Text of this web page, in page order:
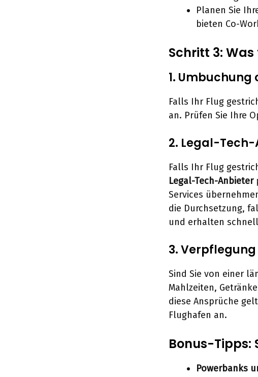
Planen Sie
bieten Co-
Schritt 3:
1.
Falls Ihr Flug
an. Prüfen Sie Ihre
2. Legal-
Falls Ihr Flug
Legal-Tech-Anbieter
Services
die Durchsetzung,
und erhalten
3.
Sind Sie von einer
Mahlzeiten,
diese Ansprüche
Flughafen an.
Bonus-Tipps:
Powerbanks